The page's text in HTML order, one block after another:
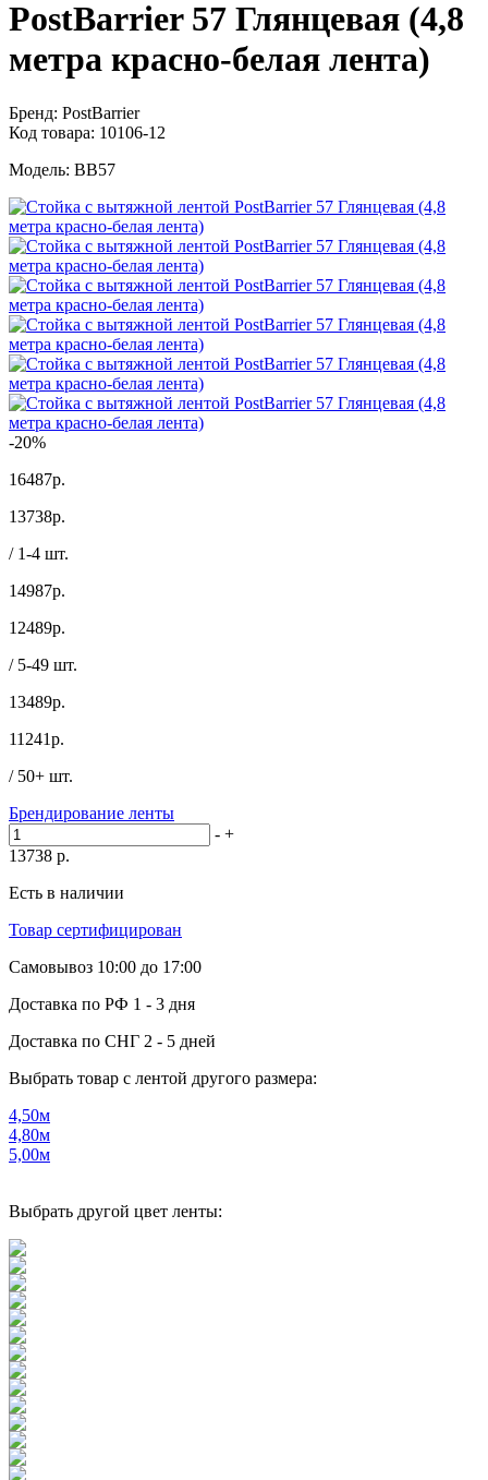
PostBarrier 57 Глянцевая (4,8
метра красно-белая лента)
Бренд: PostBarrier
Код товара: 10106-12
Модель: BB57
-20%
16487р.
13738р.
/ 1-4 шт.
14987р.
12489р.
/ 5-49 шт.
13489р.
11241р.
/ 50+ шт.
Брендирование ленты
- +
13738 р.
Есть в наличии
Товар сертифицирован
Самовывоз 10:00 до 17:00
Доставка по РФ 1 - 3 дня
Доставка по СНГ 2 - 5 дней
Выбрать товар с лентой другого размера:
4,50м
4,80м
5,00м
Выбрать другой цвет ленты: